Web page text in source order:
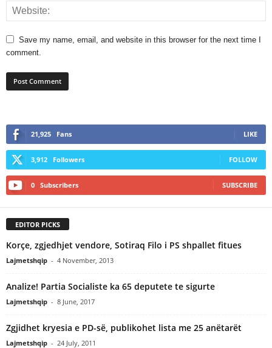
Save my name, email, and website in this browser for the next time I
comment.
21,925 Fans LIKE
3,912 Followers FOLLOW
0 Subscribers SUBSCRIBE
EDITOR PICKS
Korçe, zgjedhjet vendore, Sotiraq Filo i PS shpallet fitues
Lajmetshqip - 4 November, 2013
Analize! Partia Socialiste ka 65 deputete te sigurte
Lajmetshqip - 8 June, 2017
Zgjidhet kryesia e PD-së, publikohet lista me 25 anëtarët
Lajmetshqip - 24 July, 2011